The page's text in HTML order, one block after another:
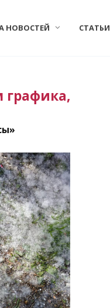
НОВОСТЕЙ СТАТЬИ
графика,